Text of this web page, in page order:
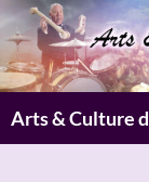
Aller
au
contenu
Arts & Culture